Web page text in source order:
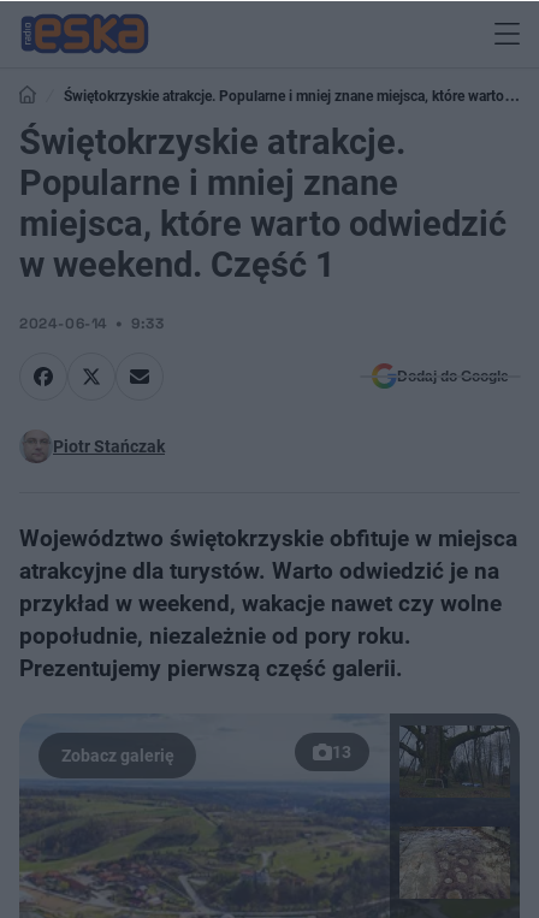
Świętokrzyskie atrakcje. Popularne i mniej znane miejsca, które warto
odwiedzić w weekend. Część 1
Świętokrzyskie atrakcje.
Popularne i mniej znane
miejsca, które warto odwiedzić
w weekend. Część 1
2024-06-14 9:33
Dodaj do Google
Piotr Stańczak
Województwo świętokrzyskie obfituje w miejsca
atrakcyjne dla turystów. Warto odwiedzić je na
przykład w weekend, wakacje nawet czy wolne
popołudnie, niezależnie od pory roku.
Prezentujemy pierwszą część galerii.
13